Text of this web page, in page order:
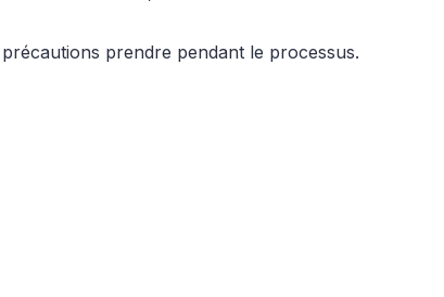
prendre pendant le processus.